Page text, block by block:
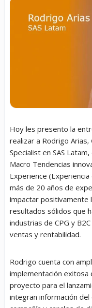
Hoy les presento la
realizar a Rodrigo
Specialist en SAS
Macro Tendencias
Experience
más de 20 años de
impactar positivamente
resultados sólidos que
industrias de CPG y
ventas y rentabilidad.
Rodrigo cuenta con
implementación exitosa
proyecto para el
integran información